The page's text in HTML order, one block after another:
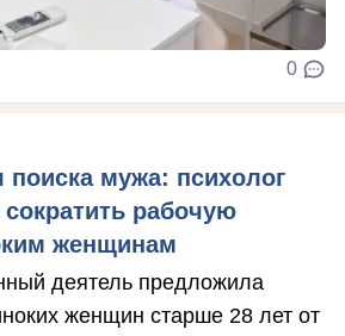
0
мужа: психолог
рабочую
женщинам
деятель предложила
женщин старше 28 лет от